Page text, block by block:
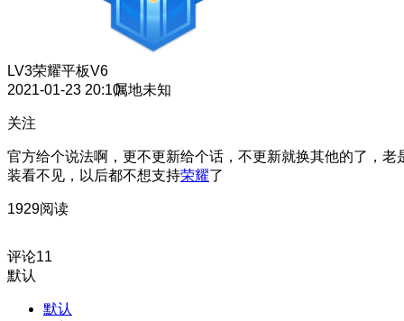
LV3荣耀平板V6
2021-01-23 20:10属地未知
关注
官方给个说法啊，更不更新给个话，不更新就换其他的了，老
装看不见，以后都不想支持荣耀了
1929阅读
评论11
默认
默认